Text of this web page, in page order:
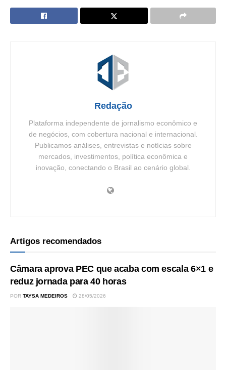
Redação
Plataforma independente de jornalismo econômico e
de negócios, com cobertura nacional e internacional.
Publicamos análises, entrevistas e notícias sobre
mercados, investimentos, política econômica e
inovação, conectando o Brasil ao cenário global.
Artigos recomendados
Câmara aprova PEC que acaba com escala 6×1 e
reduz jornada para 40 horas
POR TAYSA MEDEIROS 28/05/2026